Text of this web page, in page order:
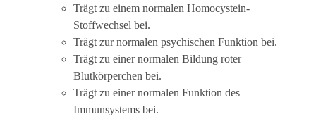
Trägt zu einem normalen Homocystein-
Stoffwechsel bei.
Trägt zur normalen psychischen Funktion bei.
Trägt zu einer normalen Bildung roter
Blutkörperchen bei.
Trägt zu einer normalen Funktion des
Immunsystems bei.